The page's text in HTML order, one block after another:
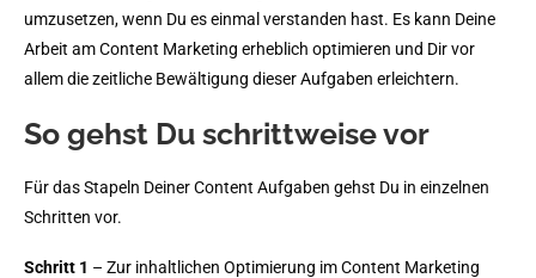
umzusetzen, wenn Du es einmal verstanden hast. Es kann Deine
Arbeit am Content Marketing erheblich optimieren und Dir vor
allem die zeitliche Bewältigung dieser Aufgaben erleichtern.
So gehst Du schrittweise vor
Für das Stapeln Deiner Content Aufgaben gehst Du in einzelnen
Schritten vor.
Schritt 1 – Zur inhaltlichen Optimierung im Content Marketing